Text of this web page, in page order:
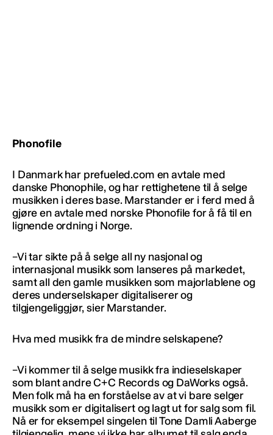
Phonofile
I Danmark har prefueled.com en avtale med
danske Phonophile, og har rettighetene til å selge
musikken i deres base. Marstander er i ferd med å
gjøre en avtale med norske Phonofile for å få til en
lignende ordning i Norge.
–Vi tar sikte på å selge all ny nasjonal og
internasjonal musikk som lanseres på markedet,
samt all den gamle musikken som majorlablene og
deres underselskaper digitaliserer og
tilgjengeliggjør, sier Marstander.
Hva med musikk fra de mindre selskapene?
–Vi kommer til å selge musikk fra indieselskaper
som blant andre C+C Records og DaWorks også.
Men folk må ha en forståelse av at vi bare selger
musikk som er digitalisert og lagt ut for salg som fil.
Nå er for eksempel singelen til Tone Damli Aaberge